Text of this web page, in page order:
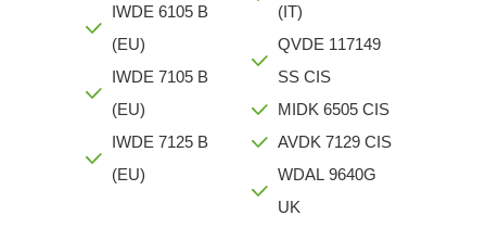
IWDE 6105 B
(EU)
IWDE 7105 B
(EU)
IWDE 7125 B
(EU)
(IT)
QVDE 117149
SS CIS
MIDK 6505 CIS
AVDK 7129 CIS
WDAL 9640G
UK